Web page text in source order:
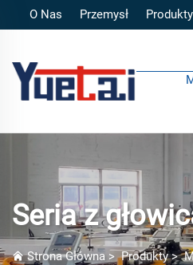
O Nas Przemysł Produkty
Seria z
Strona Główna >Produkty>